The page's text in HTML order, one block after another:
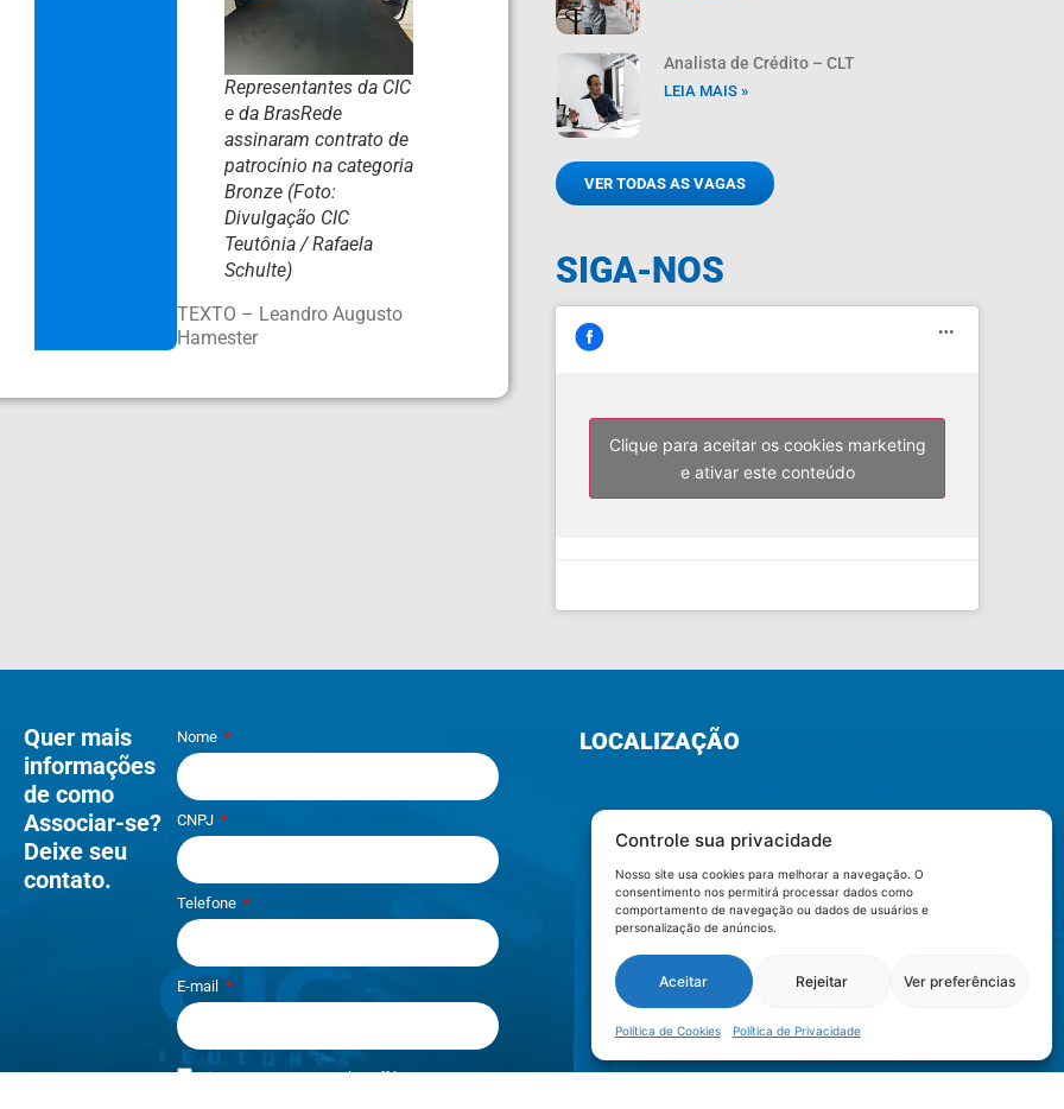
Controle sua privacidade
Nosso site usa cookies para melhorar a navegação. O
consentimento nos permitirá processar dados como
comportamento de navegação ou dados de usuários e
personalização de anúncios.
Aceitar Rejeitar Ver preferências
Política de Cookies Política de Privacidade
Representantes da CIC
e da BrasRede
assinaram contrato de
patrocínio na categoria
Bronze (Foto:
Divulgação CIC
Teutônia / Rafaela
Schulte)
TEXTO – Leandro Augusto
Hamester
Analista de Crédito – CLT
LEIA MAIS »
VER TODAS AS VAGAS
SIGA-NOS
Clique para aceitar os cookies marketing
e ativar este conteúdo
Quer mais
informações
de como
Associar-se?
Deixe seu
contato.
Nome
CNPJ
Telefone
E-mail
Li e aceito os termos dePolítica e
LOCALIZAÇÃO